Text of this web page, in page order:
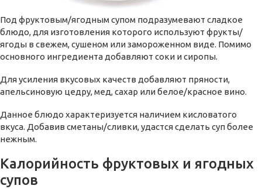
Под фруктовым/ягодным супом подразумевают сладкое
блюдо, для изготовления которого используют фрукты/
ягоды в свежем, сушеном или замороженном виде. Помимо
основного ингредиента добавляют соки и сиропы.
Для усиления вкусовых качеств добавляют пряности,
апельсиновую цедру, мед, сахар или белое/красное вино.
Данное блюдо характеризуется наличием кисловатого
вкуса. Добавив сметаны/сливки, удастся сделать суп более
нежным.
Калорийность фруктовых и ягодных
супов